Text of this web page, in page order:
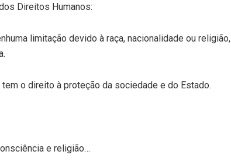
Direitos Humanos:
limitação devido à raça, nacionalidade ou religião,
o direito à proteção da sociedade e do Estado.
e religião…